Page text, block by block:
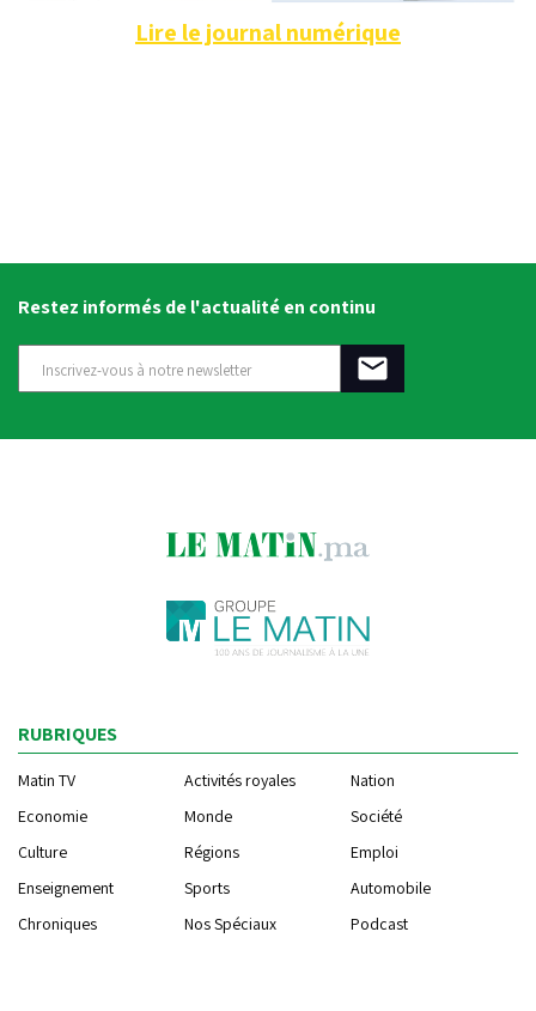
Lire le journal numérique
Restez informés de l'actualité en continu
RUBRIQUES
Matin TV Activités royales
Nation
Economie
Monde
Société
Culture
Régions
Emploi
Enseignement
Sports
Automobile
Chroniques
Nos Spéciaux Podcast